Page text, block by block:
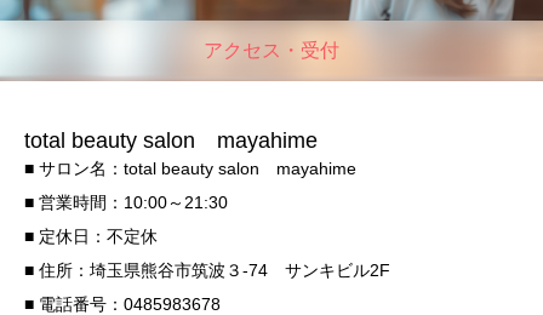
アクセス・受付
total beauty salon mayahime
■ サロン名：total beauty salon mayahime
■ 営業時間：10:00～21:30
■ 定休日：不定休
■ 住所：埼玉県熊谷市筑波３-74 サンキビル2F
■ 電話番号：0485983678